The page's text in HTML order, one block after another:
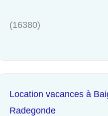
(16380)
Location vacances à
Radegonde